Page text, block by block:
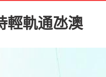
輕軌通氹澳